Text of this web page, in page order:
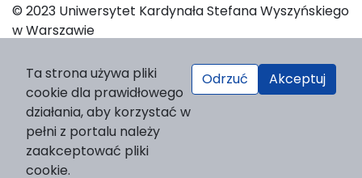
© 2023 Uniwersytet Kardynała Stefana Wyszyńskiego
w Warszawie
Platform & Workflow by OJS/PKP
Ta strona używa pliki
cookie dla prawidłowego
działania, aby korzystać w
pełni z portalu należy
zaakceptować pliki
cookie.
Odrzuć Akceptuj